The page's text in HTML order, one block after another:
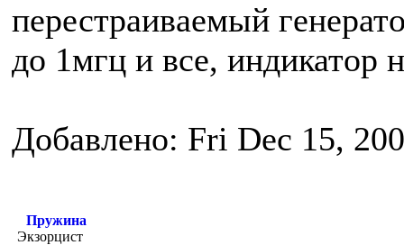
перестраиваемый
до 1мгц и все,
Добавлено: Fri Dec 15,
Пружина
Экзорцист